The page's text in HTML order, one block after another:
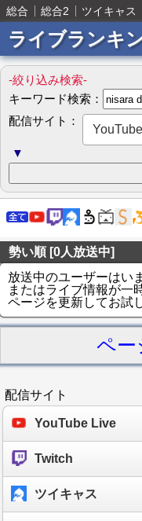
総合 総合2 ツイキャス
ライブランキ
-絞り込み検索-
キーワード検索：
配信サイト：
▼
勢い順 [0人放送中]
放送中のユーザーはい
またはライブ情報が一
ページを更新してお試
ペー
配信サイト
YouTube Live
Twitch
ツイキャス